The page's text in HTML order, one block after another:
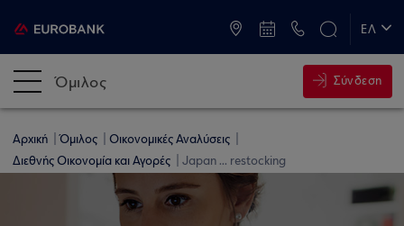
ΕΛ
Όμιλος Σύνδεση
Αρχική Όμιλος
Οικονομικές Αναλύσεις
Διεθνής Οικονομία και Αγορές
Japan ... restocking